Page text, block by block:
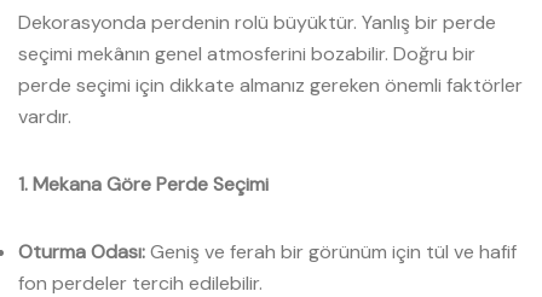
Dekorasyonda perdenin rolü büyüktür. Yanlış bir perde
seçimi mekânın genel atmosferini bozabilir. Doğru bir
perde seçimi için dikkate almanız gereken önemli faktörler
vardır.
1. Mekana Göre Perde Seçimi
Oturma Odası:Geniş ve ferah bir görünüm için tül ve hafif
fon perdeler tercih edilebilir.